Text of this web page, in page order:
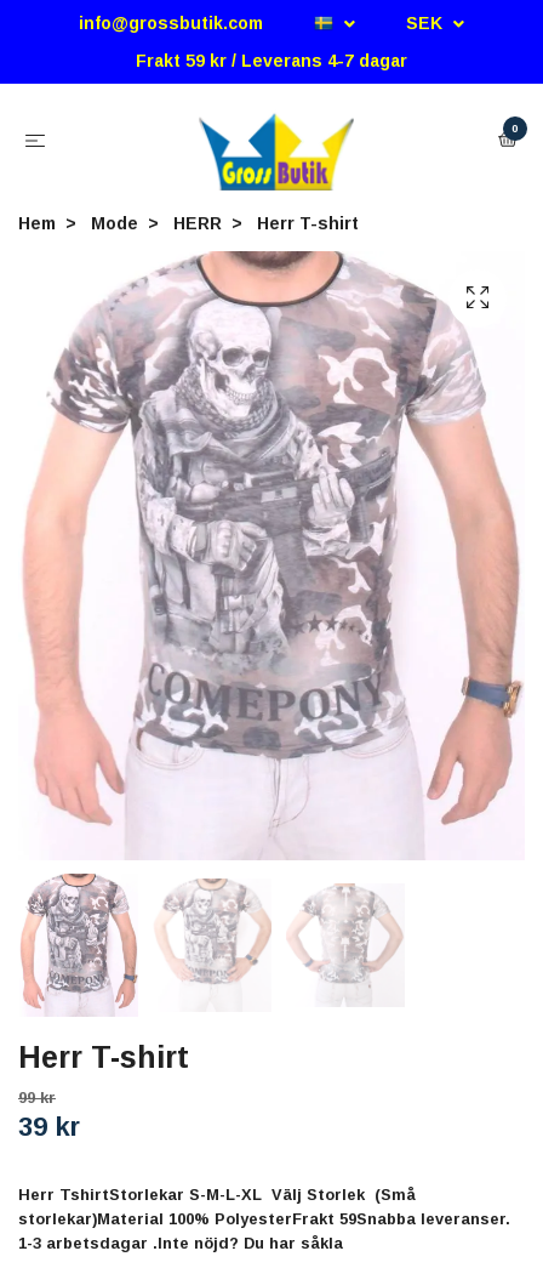
info@grossbutik.com
SEK
Frakt 59 kr / Leverans 4-7 dagar
0
Hem Mode HERR Herr T-shirt
Herr T-shirt
99 kr
39 kr
Herr TshirtStorlekar S-M-L-XL Välj Storlek (Små
storlekar)Material 100% PolyesterFrakt 59Snabba leveranser.
1-3 arbetsdagar .Inte nöjd? Du har såkla